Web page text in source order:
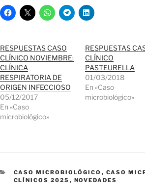
RESPUESTAS CASO
CLÍNICO NOVIEMBRE:
CLÍNICA
RESPIRATORIA DE
ORIGEN INFECCIOSO
05/12/2017
En «Caso
microbiológico»
RESPUESTAS
CLÍNICO
PASTEURELLA
01/03/2018
En «Caso
microbiológico»
CATEGORÍAS
CASO MICROBIOLÓGICO , CASO
CLÍNICOS 2025 , NOVEDADES